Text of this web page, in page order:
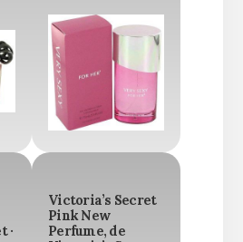
·
Victoria’s Secret
Pink New
Perfume, de